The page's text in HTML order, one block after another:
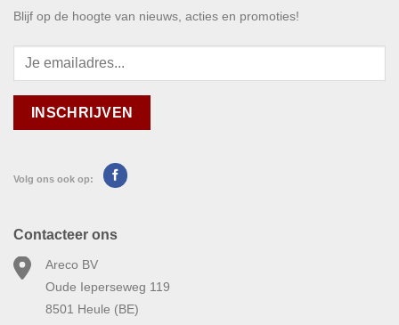
Blijf op de hoogte van nieuws, acties en promoties!
Volg ons ook op:
Contacteer ons
Areco BV
Oude Ieperseweg 119
8501 Heule (BE)